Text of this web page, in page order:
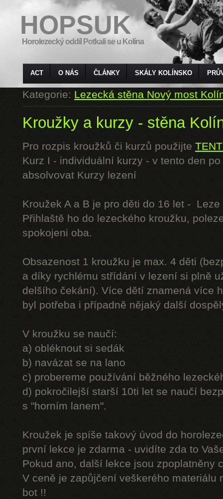
HOPSUK
Horolezecký oddíl Potkali se u Kolína
ACT O NÁS ČLÁNKY SKÁLY KOLÍNSKO
Kategorie:Lezecká stěna Nový most
Kroužky a kurzy - stěna
Pro rozpis kroužků či kurzů použijte
Kurz I - individuální kurzy - v tento den
absolvovat Kurzy lezení
Kroužek A a B je pro děti do 16 let -
Přihlaště ho do lezeckého kroužku,
spokojeni oba.
Obsazenost 1 kroužku je max. 4 děti
a díky rychlému střídání v lezení si plně
delšího čekání). Více dětí znamená více
byl potřeba i případně nějaký další
V kroužku se naučí:
a) obléknout si sedák
b) navázat se na lano
c) probereme používání běžného
d) pokročilejší starší 10ti let se naučí
s "horním lanem".
Kroužek je spíše takový úvod do
první lekce je zdarma - uvidíte zda to
Pokud ano, další lekce jsou zpoplatněny
V ceně je zapůjčení veškerého materiálu
bot !!